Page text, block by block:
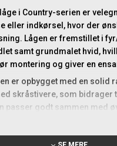
i Country-serien er
eller indkørsel, hvor der
Lågen er fremstillet i
samt grundmalet hvid,
montering og giver en
er opbygget med en solid
skråstivere, som bidrager
passer godt sammen med